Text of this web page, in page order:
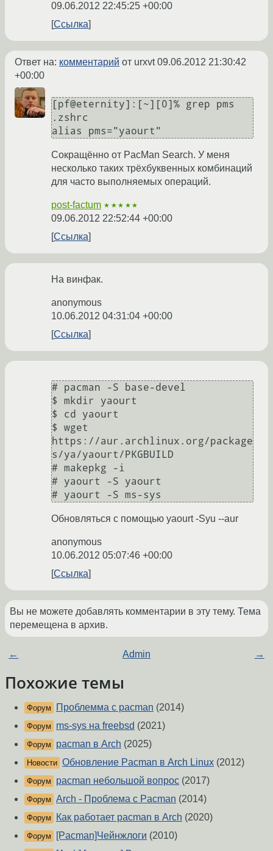
09.06.2012 22:45:25 +00:00
Ссылка
Ответ на: комментарий от urxvt09.06.2012 21:30:42
+00:00
[pf@eternity]:[~][0]% grep pms
.zshrc
alias pms="yaourt"
Сокращённо от PacMan Search. У меня
несколько таких трёхбуквенных комбинаций
для часто выполняемых операций.
post-factum ★★★★★
09.06.2012 22:52:44 +00:00
Ссылка
На винфак.
anonymous
10.06.2012 04:31:04 +00:00
Ссылка
# pacman -S base-devel
$ mkdir yaourt
$ cd yaourt
$ wget
https://aur.archlinux.org/package
s/ya/yaourt/PKGBUILD
# makepkg -i
# yaourt -S yaourt
# yaourt -S ms-sys
Обновляться с помощью yaourt -Syu --aur
anonymous
10.06.2012 05:07:46 +00:00
Ссылка
Вы не можете добавлять комментарии в эту тему. Тема
перемещена в архив.
← Admin →
Похожие темы
Форум Проблемма с pacman (2014)
Форум ms-sys на freebsd (2021)
Форум pacman в Arch (2025)
Новости Обновление Pacman в Arch Linux (2012)
Форум pacman небольшой вопрос (2017)
Форум Arch - Проблема с Pacman (2014)
Форум Как работает pacman в Arch (2020)
Форум [Pacman]Чейнжлоги (2010)